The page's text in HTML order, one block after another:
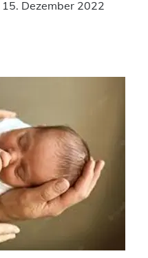
15. Dezember 2022